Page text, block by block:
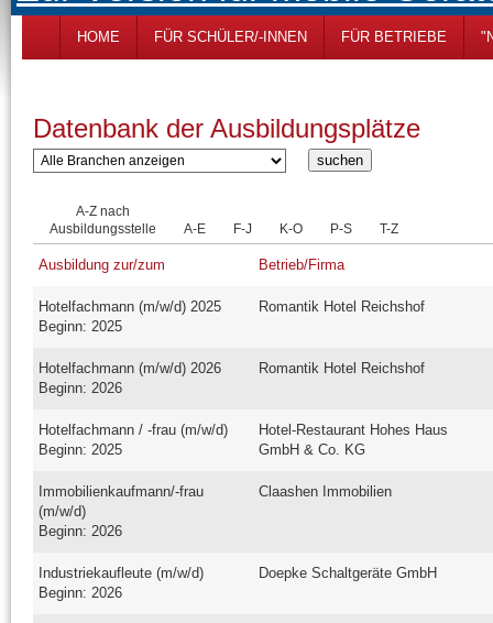
HOME FÜR SCHÜLER/-INNEN FÜR BETRIEBE
Datenbank der Ausbildungsplätze
A-Z nach
Ausbildungsstelle
A-E F-J K-O P-S T-Z
Ausbildung zur/zum Betrieb/Firma
Hotelfachmann (m/w/d) 2025
Beginn: 2025
Romantik Hotel Reichshof
Hotelfachmann (m/w/d) 2026
Beginn: 2026
Romantik Hotel Reichshof
Hotelfachmann / -frau (m/w/d)
Beginn: 2025
Hotel-Restaurant Hohes Haus
GmbH & Co. KG
Immobilienkaufmann/-frau
(m/w/d)
Beginn: 2026
Claashen Immobilien
Industriekaufleute (m/w/d)
Beginn: 2026
Doepke Schaltgeräte GmbH